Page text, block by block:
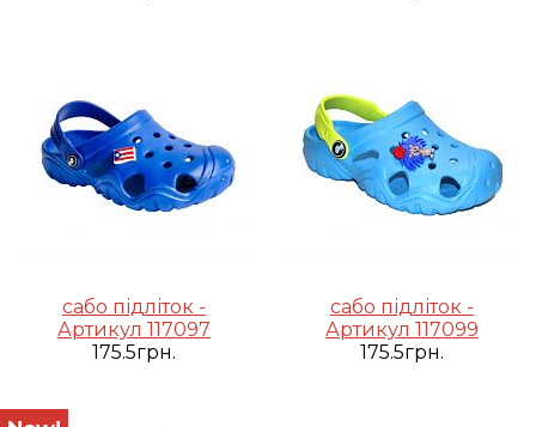
сабо підліток -
Артикул 117097
175.5грн.
сабо підліток -
Артикул 117099
175.5грн.